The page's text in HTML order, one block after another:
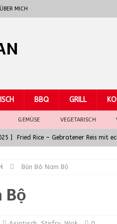
ÜBER MICH
BBQ GRILL
GEMÜSE VEGETARISCH
] Fried Rice – Gebratener Reis mit
Badische Kalbsleber mit asiatischem
Die Seele der Garküchen:
] Spaghetti alla chitarra al ragù di
Bún Bò Nam Bộ
Bộ